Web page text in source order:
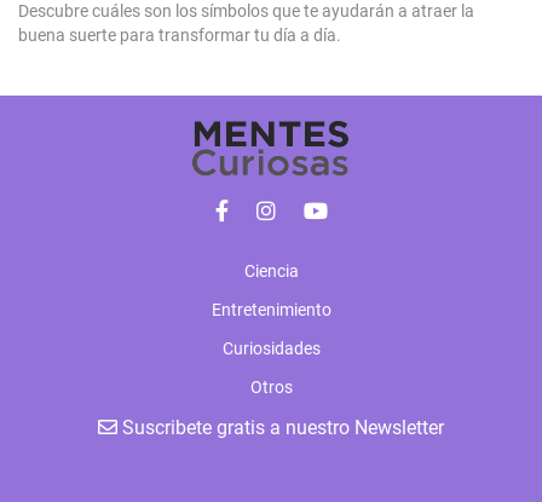
Descubre cuáles son los símbolos que te ayudarán a atraer la
buena suerte para transformar tu día a día.
Ciencia
Entretenimiento
Curiosidades
Otros
Suscribete gratis a nuestro Newsletter